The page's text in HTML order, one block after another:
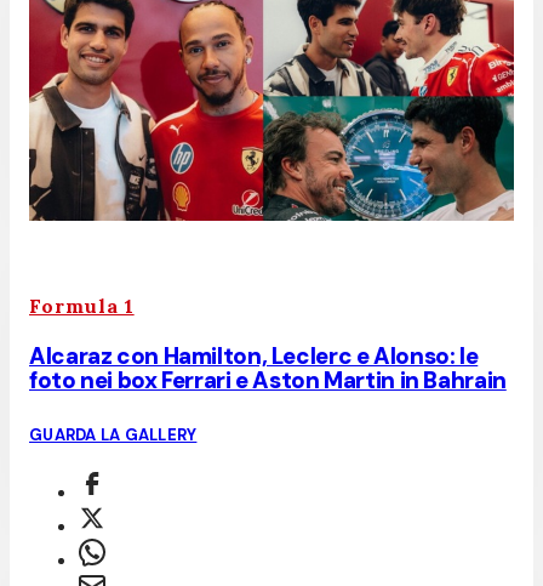
Formula 1
Alcaraz con Hamilton, Leclerc e Alonso: le
foto nei box Ferrari e Aston Martin in Bahrain
GUARDA LA GALLERY